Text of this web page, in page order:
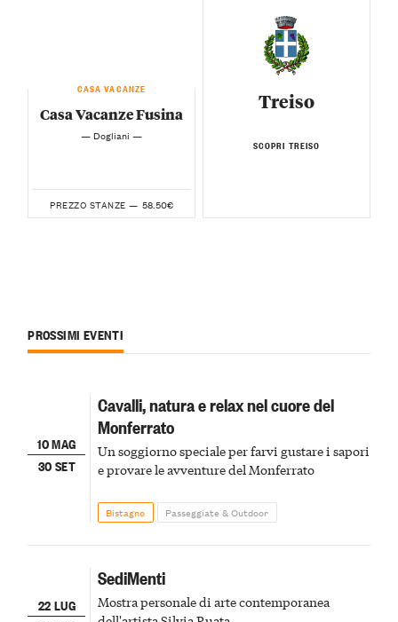
CASA VACANZE
Casa Vacanze Fusina
— Dogliani —
PREZZO STANZE — 58.50€
Treiso
SCOPRI TREISO
PROSSIMI EVENTI
10 MAG
30 SET
Cavalli, natura e relax nel cuore del
Monferrato
Un soggiorno speciale per farvi gustare i sapori
e provare le avventure del Monferrato
Bistagno Passeggiate & Outdoor
22 LUG
SediMenti
Mostra personale di arte contemporanea